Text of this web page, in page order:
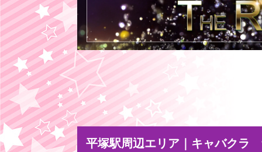
平塚駅周辺エリア｜キャバクラ